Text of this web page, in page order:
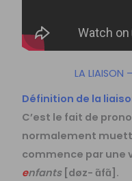
LA
Définition de la
C’est le fait de
normalement
commence par une
enfants [døz- ɑ̃fɑ̃].